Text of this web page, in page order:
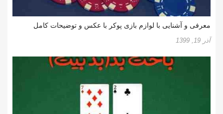
معرفی و آشنایی با لوازم بازی پوکر با عکس و توضیحات کامل
آذر 19, 1399